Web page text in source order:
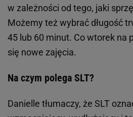
w zależności od tego, jaki
Możemy też wybrać długość
45 lub 60 minut. Co wtorek na
się nowe zajęcia.
Na czym polega SLT?
Danielle tłumaczy, że SLT